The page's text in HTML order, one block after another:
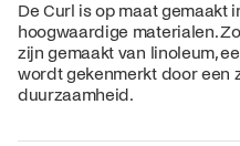
De Curl is op maat gemaakt
hoogwaardige materialen.
zijn gemaakt van linoleum,
wordt gekenmerkt door een
duurzaamheid.